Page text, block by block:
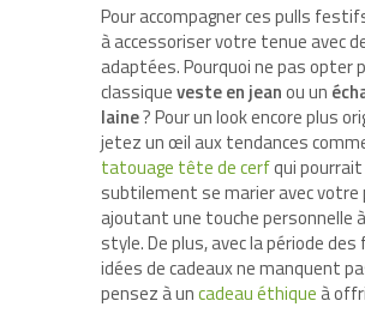
Pour accompagner ces pulls
à accessoriser votre tenue avec
adaptées. Pourquoi ne pas opter
classiqueveste en jeanou un
laine? Pour un look encore plus
jetez un œil aux tendances
tatouage tête de cerfqui pourrait
subtilement se marier avec votre
ajoutant une touche personnelle
style. De plus, avec la période
idées de cadeaux ne manquent
pensez à uncadeau éthique à